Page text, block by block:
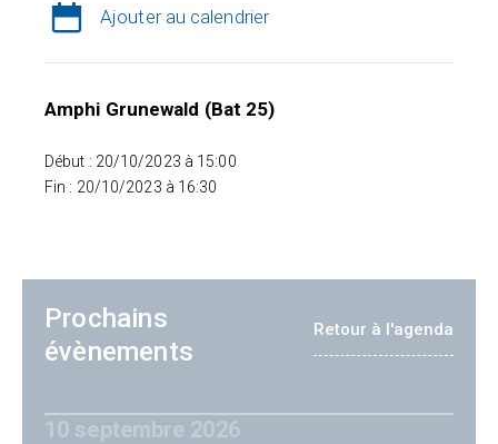
Ajouter au calendrier
Amphi Grunewald (Bat 25)
Début : 20/10/2023 à 15:00
Fin : 20/10/2023 à 16:30
Prochains
évènements
Retour à l'agenda
10 septembre 2026